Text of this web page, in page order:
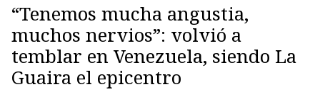
“Tenemos mucha angustia,
muchos nervios”: volvió a
temblar en Venezuela, siendo La
Guaira el epicentro